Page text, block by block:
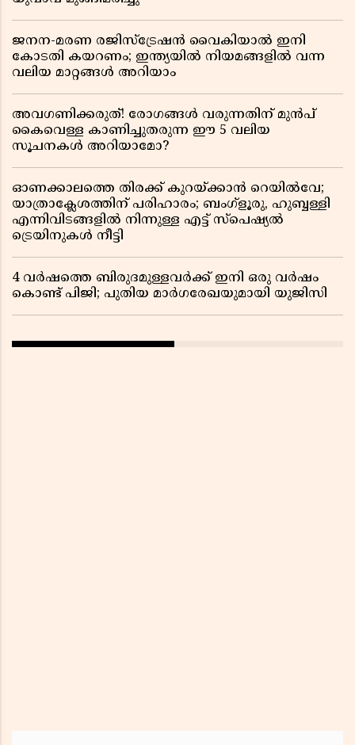
ജനന-മരണ രജിസ്ട്രേഷൻ വൈകിയാൽ ഇനി
കോടതി കയറണം; ഇന്ത്യയിൽ നിയമങ്ങളിൽ വന്ന
വലിയ മാറ്റങ്ങൾ അറിയാം
അവഗണിക്കരുത്! രോഗങ്ങൾ വരുന്നതിന് മുൻപ്
കൈവെള്ള കാണിച്ചുതരുന്ന ഈ 5 വലിയ
സൂചനകൾ അറിയാമോ?
ഓണക്കാലത്തെ തിരക്ക് കുറയ്ക്കാൻ റെയിൽവേ;
യാത്രാക്ലേശത്തിന് പരിഹാരം; ബംഗ്ളൂരു, ഹുബ്ബള്ളി
എന്നിവിടങ്ങളിൽ നിന്നുള്ള എട്ട് സ്പെഷ്യൽ
ട്രെയിനുകൾ നീട്ടി
4 വർഷത്തെ ബിരുദമുള്ളവർക്ക് ഇനി ഒരു വർഷം
കൊണ്ട് പിജി; പുതിയ മാർഗരേഖയുമായി യുജിസി